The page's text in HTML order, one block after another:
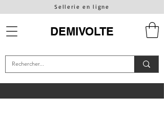
Sellerie en ligne
DEMIVOLTE